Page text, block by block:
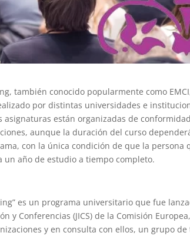
también conocido popularmente como
por distintas universidades e
están organizadas de
aunque la duración del curso
con la única condición de que la persona
año de estudio a tiempo completo.
es un programa universitario que fue
Conferencias (JICS) de la Comisión
y en consulta con ellos, un grupo